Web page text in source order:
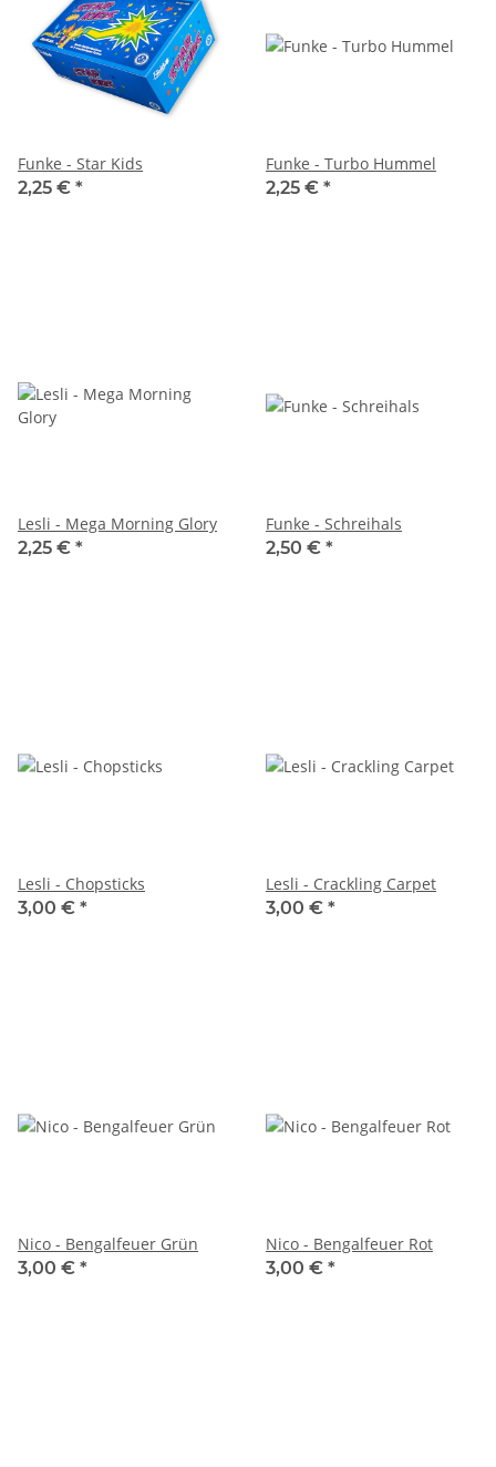
Funke - Star Kids
2,25 € *
Funke - Turbo Hummel
2,25 € *
Lesli - Mega Morning Glory
2,25 € *
Funke - Schreihals
2,50 € *
Lesli - Chopsticks
3,00 € *
Lesli - Crackling Carpet
3,00 € *
Nico - Bengalfeuer Grün
3,00 € *
Nico - Bengalfeuer Rot
3,00 € *